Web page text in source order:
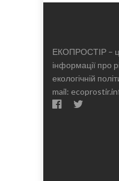
ЕКОПРОСТІР –
інформації про
екологічній
mail: